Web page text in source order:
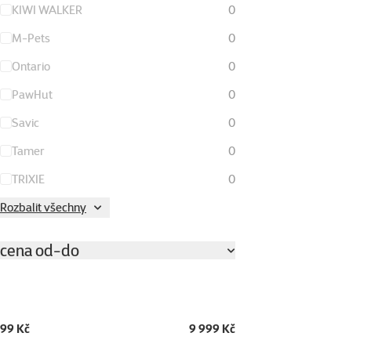
KIWI WALKER
0
M-Pets
0
Ontario
0
PawHut
0
Savic
0
Tamer
0
TRIXIE
0
Rozbalit všechny
cena od-do
99 Kč 9 999 Kč